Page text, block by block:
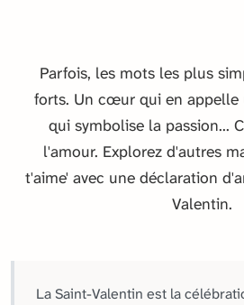
Parfois, les mots les plus
forts. Un cœur qui en appelle
qui symbolise la passion...
l'amour. Explorez d'autres
t'aime' avec une déclaration
Valentin.
La Saint-Valentin est la